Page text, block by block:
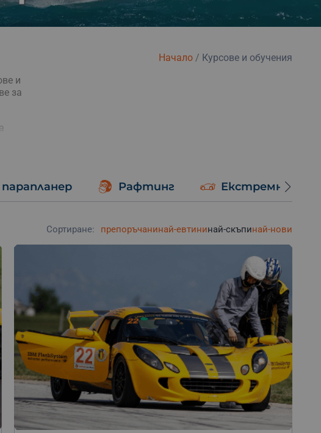
и
за
Начало/ Курсове и обучения
Рафтинг Екстремно
Сортиране: препоръчанинай-евтининай-скъпинай-нови